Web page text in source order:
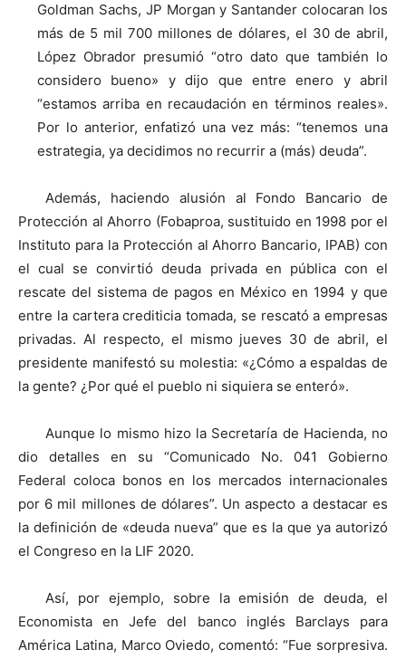
Goldman Sachs, JP Morgan y Santander colocaran los
más de 5 mil 700 millones de dólares, el 30 de abril,
López Obrador presumió “otro dato que también lo
considero bueno» y dijo que entre enero y abril
“estamos arriba en recaudación en términos reales».
Por lo anterior, enfatizó una vez más: “tenemos una
estrategia, ya decidimos no recurrir a (más) deuda”.
Además, haciendo alusión al Fondo Bancario de
Protección al Ahorro (Fobaproa, sustituido en 1998 por el
Instituto para la Protección al Ahorro Bancario, IPAB) con
el cual se convirtió deuda privada en pública con el
rescate del sistema de pagos en México en 1994 y que
entre la cartera crediticia tomada, se rescató a empresas
privadas. Al respecto, el mismo jueves 30 de abril, el
presidente manifestó su molestia: «¿Cómo a espaldas de
la gente? ¿Por qué el pueblo ni siquiera se enteró».
Aunque lo mismo hizo la Secretaría de Hacienda, no
dio detalles en su “Comunicado No. 041 Gobierno
Federal coloca bonos en los mercados internacionales
por 6 mil millones de dólares”. Un aspecto a destacar es
la definición de «deuda nueva” que es la que ya autorizó
el Congreso en la LIF 2020.
Así, por ejemplo, sobre la emisión de deuda, el
Economista en Jefe del banco inglés Barclays para
América Latina, Marco Oviedo, comentó: “Fue sorpresiva.